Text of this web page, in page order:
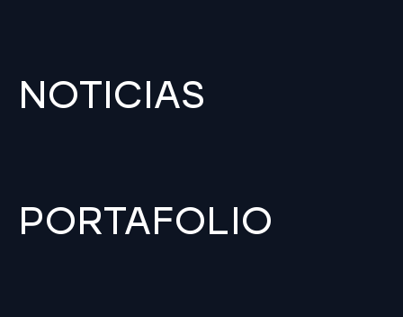
NOTICIAS
PORTAFOLIO